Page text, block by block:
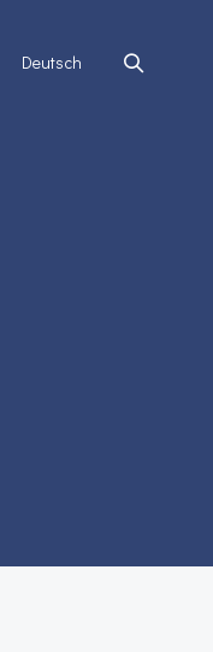
Deutsch